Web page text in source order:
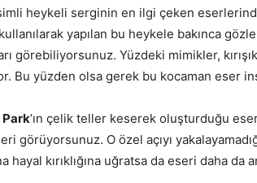
heykeli serginin en ilgi çeken
yapılan bu heykele bakınca
görebiliyorsunuz. Yüzdeki mimikler,
Bu yüzden olsa gerek bu kocaman eser
Park’ın çelik teller keserek oluşturduğu
görüyorsunuz. O özel açıyı
hayal kırıklığına uğratsa da eseri daha da